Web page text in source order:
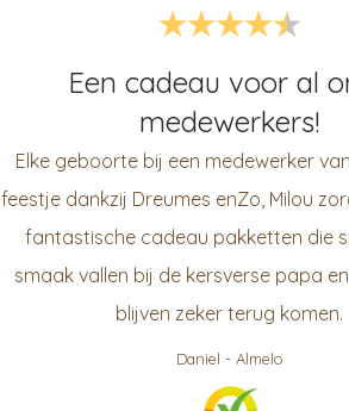
Een cadeau voor al
medewerkers!
Elke geboorte bij een medewerker
feestje dankzij Dreumes enZo, Milou
fantastische cadeau pakketten die
smaak vallen bij de kersverse papa
blijven zeker terug komen.
Daniel - Almelo